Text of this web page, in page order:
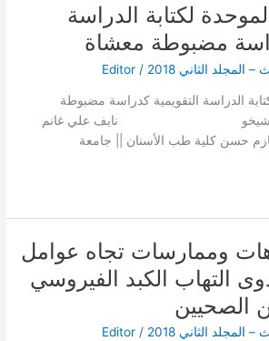
لكتابة الدراسة
مضبوطة معشاة
– المجلد الثاني 2018 /
Editor
الدراسة التقويمية كدراسة مضبوطة
الشيخو نايف علي غانم
طب الأسنان || جامعة
وممارسات تجاه عوامل
التهاب الكبد الفيروسي
الصحيين
– المجلد الثاني 2018 /
Editor